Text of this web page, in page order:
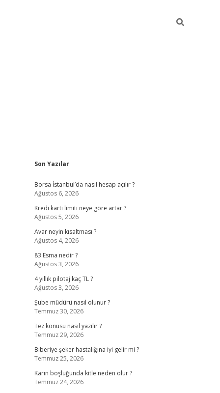
Sidebar
Son Yazılar
Borsa İstanbul’da nasıl hesap açılır ?
Ağustos 6, 2026
Kredi kartı limiti neye göre artar ?
Ağustos 5, 2026
Avar neyin kısaltması ?
Ağustos 4, 2026
83 Esma nedir ?
Ağustos 3, 2026
4 yıllık pilotaj kaç TL ?
Ağustos 3, 2026
Şube müdürü nasıl olunur ?
Temmuz 30, 2026
Tez konusu nasıl yazılır ?
Temmuz 29, 2026
Biberiye şeker hastalığına iyi gelir mi ?
Temmuz 25, 2026
Karın boşluğunda kitle neden olur ?
Temmuz 24, 2026